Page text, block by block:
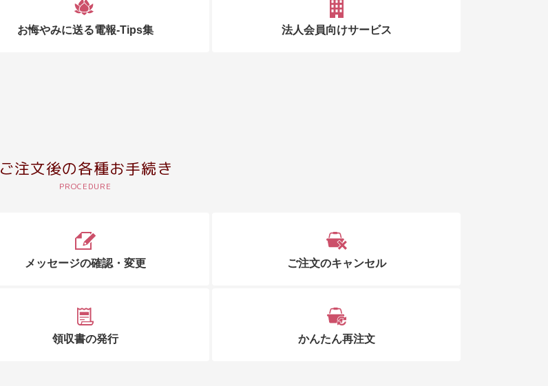
お悔やみに送る電報-Tips集 法人会員向けサービス
ご注文後の各種お手続き
メッセージの確認・変更 ご注文のキャンセル
領収書の発行 かんたん再注文